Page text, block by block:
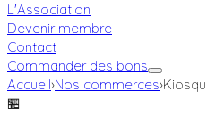
L'Association
Devenir membre
Contact
Commander des bons
Accueil›Nos commerces›
🏪